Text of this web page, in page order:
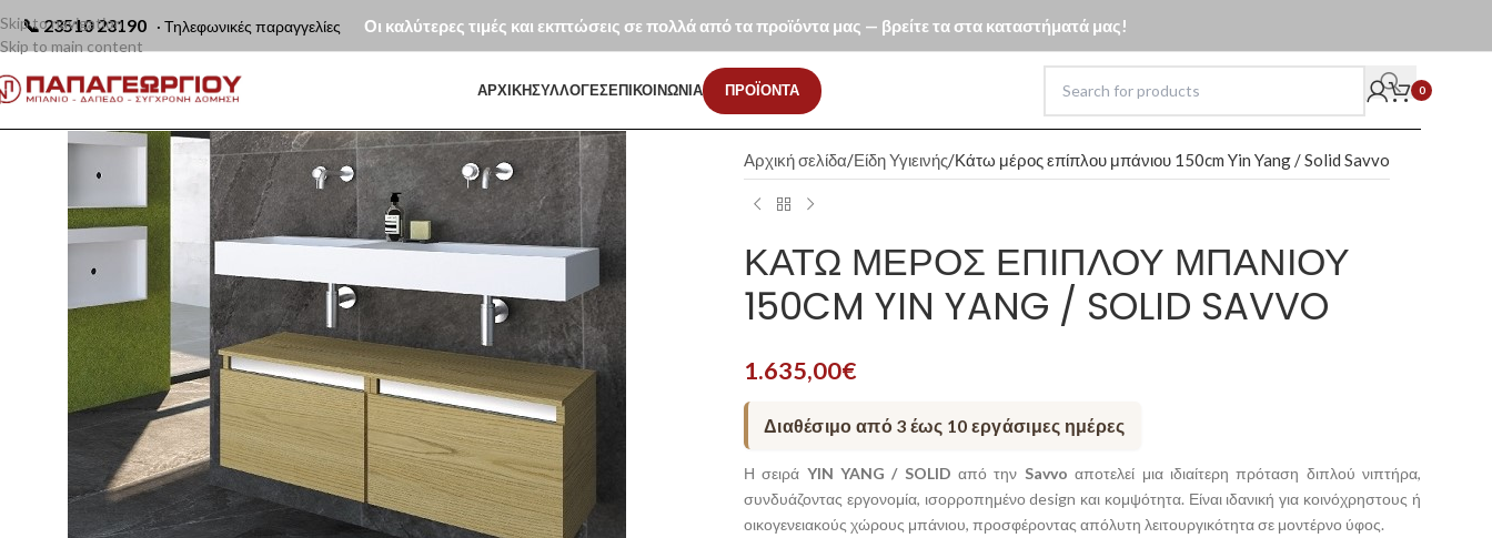
📞 23510 23190 · Τηλεφωνικές παραγγελίες Οι καλύτερες τιμές και εκπτώσεις σε πολλά από τα προϊόντα μας — βρείτε τα στα καταστήματά μας!
Skip to navigation
Skip to main content
ΑΡΧΙΚΗΣΥΛΛΟΓΕΣΕΠΙΚΟΙΝΩΝΙΑ ΠΡΟΪΟΝΤΑ 0
Αρχική σελίδα Είδη Υγιεινής Κάτω μέρος επίπλου μπάνιου 150cm Yin Yang / Solid Savvo
ΚΆΤΩ ΜΈΡΟΣ ΕΠΊΠΛΟΥ ΜΠΆΝΙΟΥ
150CM YIN YANG / SOLID SAVVO
1.635,00€
Διαθέσιμο από 3 έως 10 εργάσιμες ημέρες
Η σειρά YIN YANG / SOLID από την Savvoαποτελεί μια ιδιαίτερη πρόταση διπλού νιπτήρα,
συνδυάζοντας εργονομία, ισορροπημένο design και κομψότητα. Είναι ιδανική για κοινόχρηστους ή
οικογενειακούς χώρους μπάνιου, προσφέροντας απόλυτη λειτουργικότητα σε μοντέρνο ύφος.